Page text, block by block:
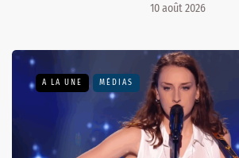
10 août 2026
A LA UNE MÉDIAS